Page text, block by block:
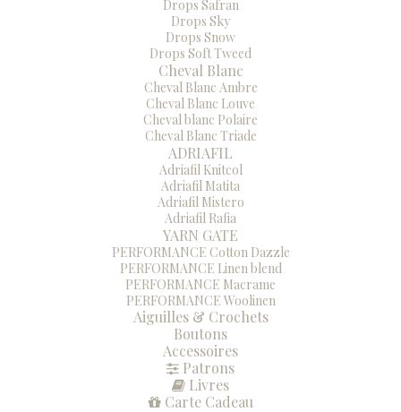
Drops Safran
Drops Sky
Drops Snow
Drops Soft Tweed
Cheval Blanc
Cheval Blanc Ambre
Cheval Blanc Louve
Cheval blanc Polaire
Cheval Blanc Triade
ADRIAFIL
Adriafil Knitcol
Adriafil Matita
Adriafil Mistero
Adriafil Rafia
YARN GATE
PERFORMANCE Cotton Dazzle
PERFORMANCE Linen blend
PERFORMANCE Macrame
PERFORMANCE Woolinen
Aiguilles & Crochets
Boutons
Accessoires
Patrons
Livres
Carte Cadeau